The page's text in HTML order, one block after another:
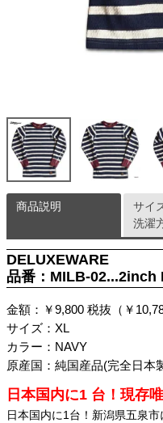
商品説明
DELUXEWARE
品番：MILB-02...2inch
金額：￥9,800 税抜（￥
サイズ：XL
カラー：NAVY
原産国：純国産品(完全日本
日本国内に1 台！現存
日本国内に1台！新潟県五泉
サイ
洗濯